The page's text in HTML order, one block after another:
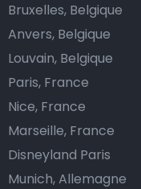
Contrairement aux
pas de frais
taxi de nuit, ni de
Réservez votre
profitez de votre
Bruxelles, Belgique
Anvers, Belgique
Louvain, Belgique
Paris, France
Nice, France
Marseille, France
Disneyland Paris
Munich, Allemagne